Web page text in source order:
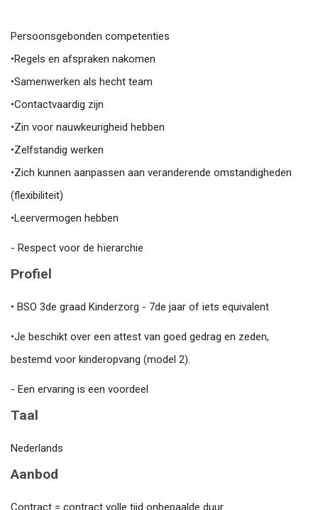
Persoonsgebonden competenties
•Regels en afspraken nakomen
•Samenwerken als hecht team
•Contactvaardig zijn
•Zin voor nauwkeurigheid hebben
•Zelfstandig werken
•Zich kunnen aanpassen aan veranderende omstandigheden
(flexibiliteit)
•Leervermogen hebben
- Respect voor de hïerarchie
Profiel
• BSO 3de graad Kinderzorg - 7de jaar of iets equivalent
•Je beschikt over een attest van goed gedrag en zeden,
bestemd voor kinderopvang (model 2).
- Een ervaring is een voordeel
Taal
Nederlands
Aanbod
Contract = contract volle tijd onbepaalde duur